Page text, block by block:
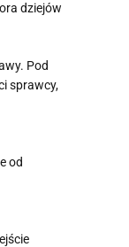
dziejów
Pod
sprawcy,
od